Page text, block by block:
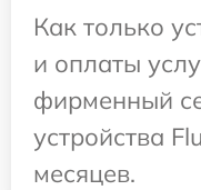
Как только
и оплаты
фирменный
устройства
месяцев.